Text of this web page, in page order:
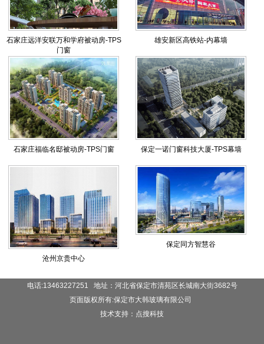
石家庄远洋安联万和学府被动房-TPS
门窗
雄安新区高铁站-内幕墙
石家庄福临名邸被动房-TPS门窗 保定一诺门窗科技大厦-TPS幕墙
沧州京贵中心
保定同方智慧谷
电话:13463227251 地址：河北省保定市清苑区长城南大街3682号
页面版权所有:保定市大韩玻璃有限公司
技术支持：点搜科技